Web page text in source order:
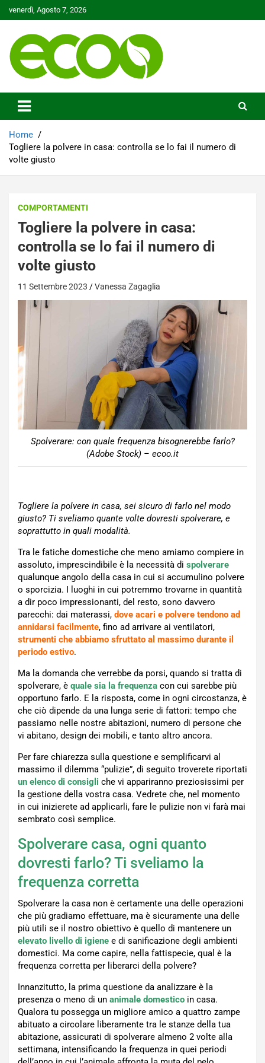
to
venerdì, Agosto 7, 2026
Ecoo.it
Home
Togliere la polvere in casa: controlla se lo fai il numero di
volte giusto
COMPORTAMENTI
Togliere la polvere in casa:
controlla se lo fai il numero di
volte giusto
11 Settembre 2023 Vanessa Zagaglia
Spolverare: con quale frequenza bisognerebbe farlo?
(Adobe Stock) – ecoo.it
Togliere la polvere in casa, sei sicuro di farlo nel modo
giusto? Ti sveliamo quante volte dovresti spolverare, e
soprattutto in quali modalità.
Tra le fatiche domestiche che meno amiamo compiere in
assoluto, imprescindibile è la necessità di spolverare
qualunque angolo della casa in cui si accumulino polvere
o sporcizia. I luoghi in cui potremmo trovarne in quantità
a dir poco impressionanti, del resto, sono davvero
parecchi: dai materassi, dove acari e polvere tendono ad
annidarsi facilmente, fino ad arrivare ai ventilatori,
strumenti che abbiamo sfruttato al massimo durante il
periodo estivo.
Ma la domanda che verrebbe da porsi, quando si tratta di
spolverare, è quale sia la frequenza con cui sarebbe più
opportuno farlo. E la risposta, come in ogni circostanza, è
che ciò dipende da una lunga serie di fattori: tempo che
passiamo nelle nostre abitazioni, numero di persone che
vi abitano, design dei mobili, e tanto altro ancora.
Per fare chiarezza sulla questione e semplificarvi al
massimo il dilemma “pulizie”, di seguito troverete riportati
un elenco di consigli che vi appariranno preziosissimi per
la gestione della vostra casa. Vedrete che, nel momento
in cui inizierete ad applicarli, fare le pulizie non vi farà mai
sembrato così semplice.
Spolverare casa, ogni quanto
dovresti farlo? Ti sveliamo la
frequenza corretta
Spolverare la casa non è certamente una delle operazioni
che più gradiamo effettuare, ma è sicuramente una delle
più utili se il nostro obiettivo è quello di mantenere un
elevato livello di igiene e di sanificazione degli ambienti
domestici. Ma come capire, nella fattispecie, qual è la
frequenza corretta per liberarci della polvere?
Innanzitutto, la prima questione da analizzare è la
presenza o meno di un animale domestico in casa.
Qualora tu possegga un migliore amico a quattro zampe
abituato a circolare liberamente tra le stanze della tua
abitazione, assicurati di spolverare almeno 2 volte alla
settimana, intensificando la frequenza in quei periodi